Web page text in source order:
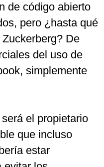
de código abierto
pero ¿hasta qué
De
del uso de
simplemente
el propietario
que incluso
estar